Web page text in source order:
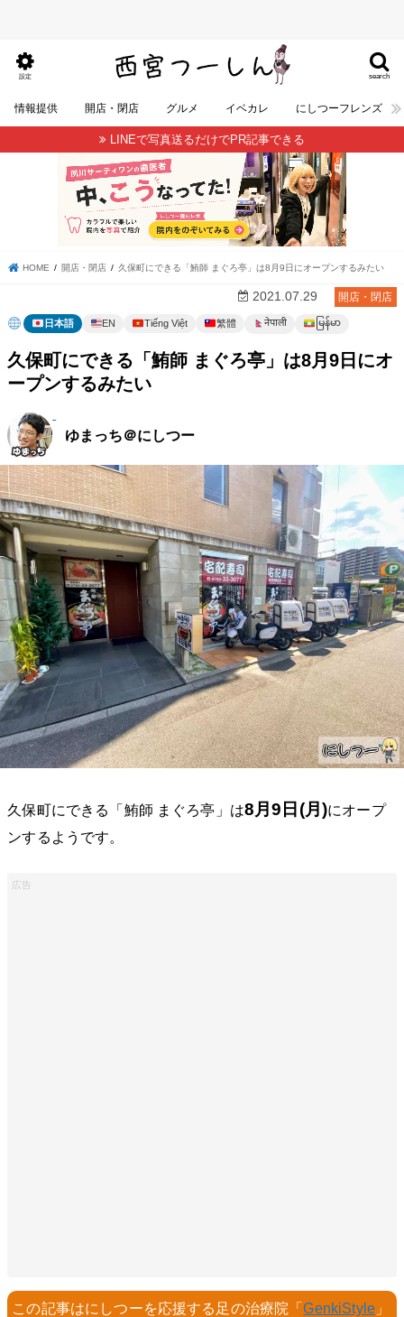
search
設定
情報提供 開店・閉店 グルメ イベカレ にしつーフレンズ
LINEで写真送るだけでPR記事できる
HOME 開店・閉店 久保町にできる「鮪師 まぐろ亭」は8月9日にオープンするみたい
開店・閉店
2021.07.29
日本語 EN Tiếng Việt 繁體 नेपाली မြန်မာ
久保町にできる「鮪師 まぐろ亭」は8月9日にオ
ープンするみたい
ゆまっち＠にしつー
久保町にできる「鮪師 まぐろ亭」は8月9日(月)にオープ
ンするようです。
この記事はにしつーを応援する足の治療院「GenkiStyle 」